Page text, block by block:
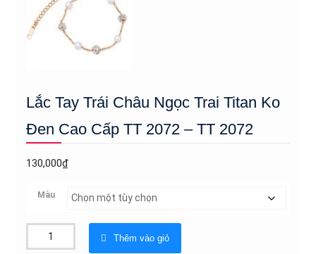
Lắc Tay Trái Châu Ngọc Trai Titan Ko
Đen Cao Cấp TT 2072 – TT 2072
130,000₫
Màu
Tay
Thêm vào giỏ